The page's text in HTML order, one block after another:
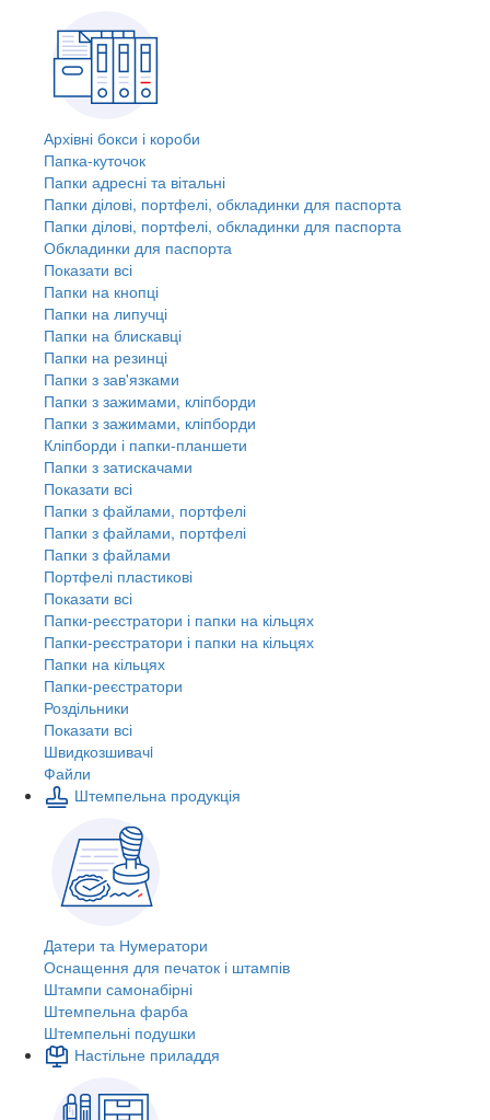
Архівні бокси і короби
Папка-куточок
Папки адресні та вітальні
Папки ділові, портфелі, обкладинки для паспорта
Папки ділові, портфелі, обкладинки для паспорта
Обкладинки для паспорта
Показати всі
Папки на кнопці
Папки на липучці
Папки на блискавці
Папки на резинці
Папки з зав'язками
Папки з зажимами, кліпборди
Папки з зажимами, кліпборди
Кліпборди і папки-планшети
Папки з затискачами
Показати всі
Папки з файлами, портфелі
Папки з файлами, портфелі
Папки з файлами
Портфелі пластикові
Показати всі
Папки-реєстратори і папки на кільцях
Папки-реєстратори і папки на кільцях
Папки на кільцях
Папки-реєстратори
Роздільники
Показати всі
Швидкозшивачi
Файли
Штемпельна продукція
Датери та Нумератори
Оснащення для печаток і штампів
Штампи самонабірні
Штемпельна фарба
Штемпельні подушки
Настільне приладдя